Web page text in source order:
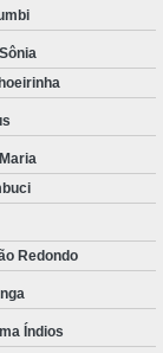
Redondo
Índios